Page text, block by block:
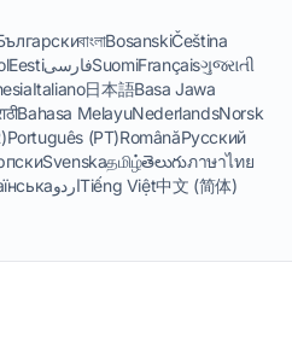
বাংলাBosanskiČeština
EestiفارسیSuomiFrançaisગુજરાતી
Italiano日本語Basa Jawa
Bahasa MelayuNederlandsNorsk
Português (PT)RomânăРусский
Svenskaதமிழ்తెలుగుภาษาไทย
اردوTiếng Việt中文 (简体)